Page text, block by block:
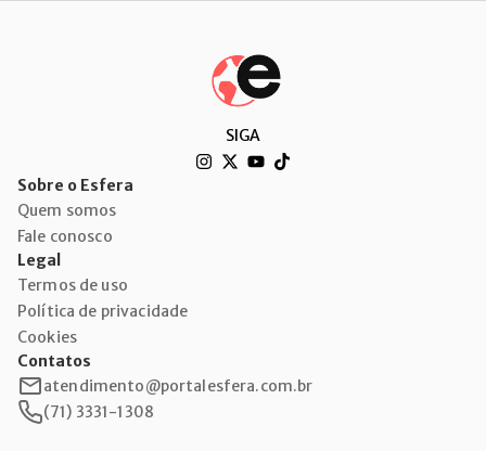
SIGA
Sobre o Esfera
Quem somos
Fale conosco
Legal
Termos de uso
Política de privacidade
Cookies
Contatos
atendimento@portalesfera.com.br
(71) 3331-1308